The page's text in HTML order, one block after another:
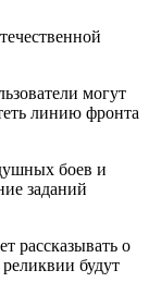
могут
линию фронта
боев и
заданий
рассказывать о
будут